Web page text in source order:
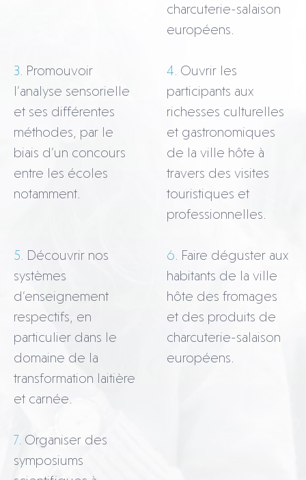
charcuterie-salaison
européens.
3 Promouvoir
l’analyse sensorielle
et ses différentes
méthodes, par le
biais d’un concours
entre les écoles
notamment.
4 Ouvrir les
participants aux
richesses culturelles
et gastronomiques
de la ville hôte à
travers des visites
touristiques et
professionnelles.
5 Découvrir nos
systèmes
d’enseignement
respectifs, en
particulier dans le
domaine de la
transformation laitière
et carnée.
6 Faire déguster aux
habitants de la ville
hôte des fromages
et des produits de
charcuterie-salaison
européens.
7 Organiser des
symposiums